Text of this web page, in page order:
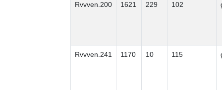
Rvvven.200 1621 229 102
Rvvven.241 1170 10 115